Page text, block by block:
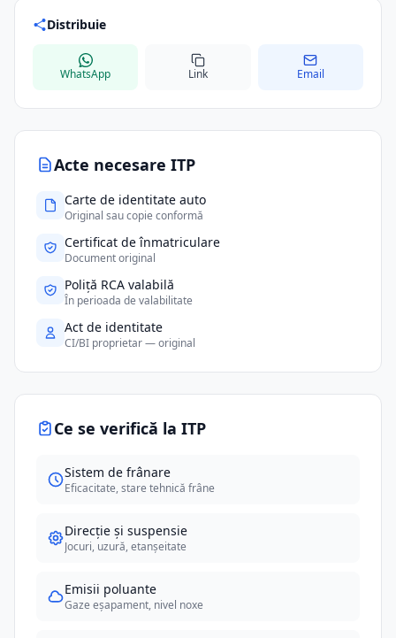
Acte necesare ITP
Carte de identitate auto
Original sau copie conformă
Certificat de înmatriculare
Document original
Poliță RCA valabilă
În perioada de valabilitate
Act de identitate
CI/BI proprietar — original
Ce se verifică la ITP
Sistem de frânare
Eficacitate, stare tehnică frâne
Direcție și suspensie
Jocuri, uzură, etanșeitate
Emisii poluante
Gaze eșapament, nivel noxe
Distribuie
WhatsApp Link Email